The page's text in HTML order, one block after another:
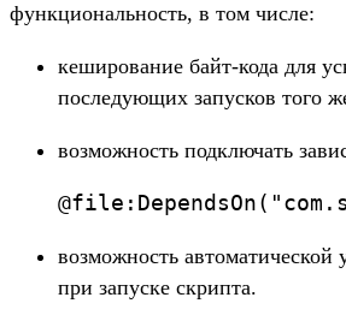
функциональность, в том числе:
кеширование байт-кода для
последующих запусков того
возможность подключать
возможность автоматической
при запуске скрипта.